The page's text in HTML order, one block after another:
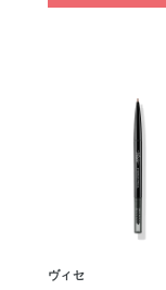
ヴィセ